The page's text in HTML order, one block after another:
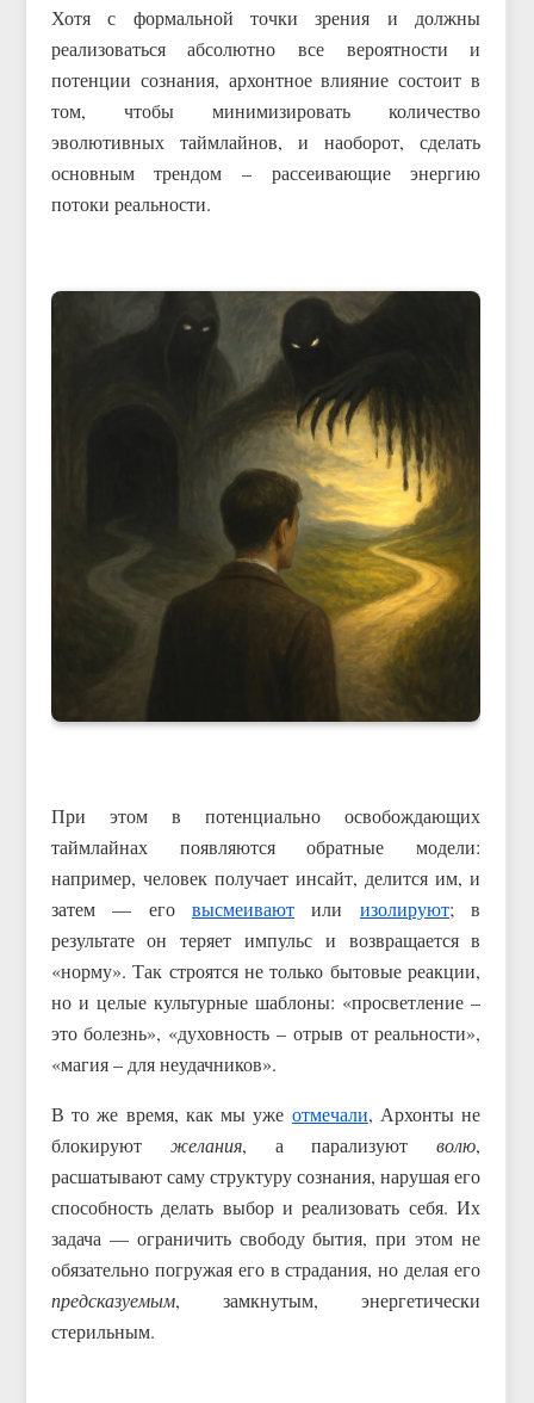
Хотя с формальной точки зрения и должны
реализоваться абсолютно все вероятности и
потенции сознания, архонтное влияние состоит в
том, чтобы минимизировать количество
эволютивных таймлайнов, и наоборот, сделать
основным трендом – рассеивающие энергию
потоки реальности.
При этом в потенциально освобождающих
таймлайнах появляются обратные модели:
например, человек получает инсайт, делится им, и
затем — его высмеивают или изолируют; в
результате он теряет импульс и возвращается в
«норму». Так строятся не только бытовые реакции,
но и целые культурные шаблоны: «просветление –
это болезнь», «духовность – отрыв от реальности»,
«магия – для неудачников».
В то же время, как мы уже отмечали, Архонты не
блокируют желания, а парализуютволю,
расшатывают саму структуру сознания, нарушая его
способность делать выбор и реализовать себя. Их
задача — ограничить свободу бытия, при этом не
обязательно погружая его в страдания, но делая его
предсказуемым, замкнутым, энергетически
стерильным.